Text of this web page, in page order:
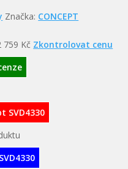
Značka: CONCEPT
759 Kč Zkontrolovat cenu
SVD4330